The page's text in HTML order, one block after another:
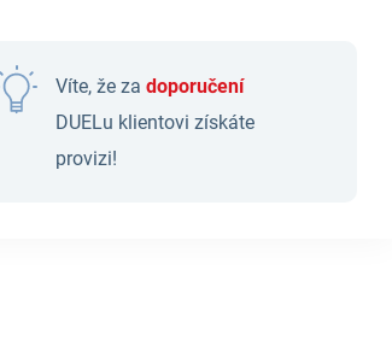
Víte, že za doporučení
DUELu klientovi získáte
provizi!